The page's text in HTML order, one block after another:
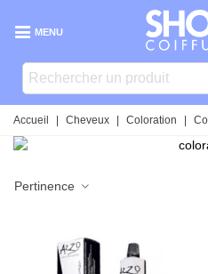
MENU
Accueil Cheveux Coloration
Pertinence